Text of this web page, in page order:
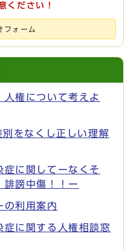
ください！
フォーム
人権について考えよ
をなくし正しい理解
に関してーなくそ
誹謗中傷！！ー
の利用案内
に関する人権相談窓